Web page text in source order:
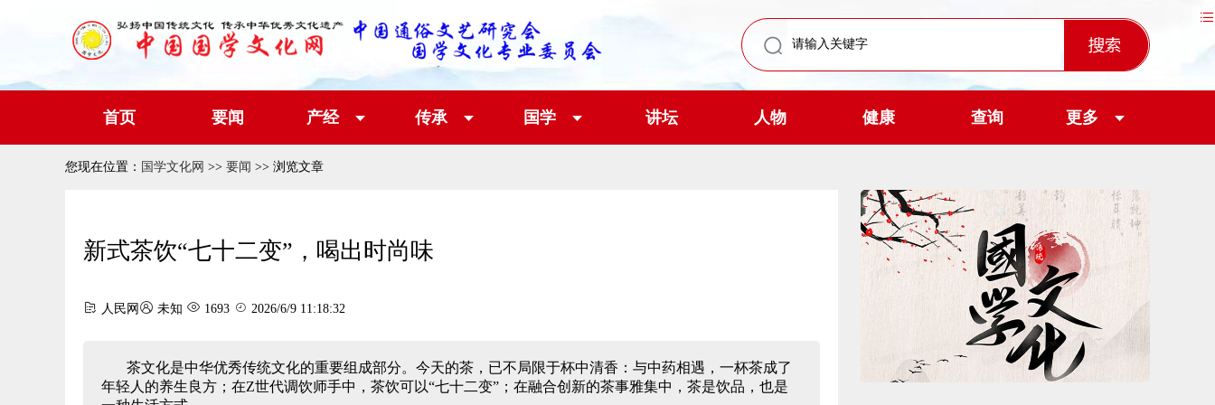
首页 要闻 产经 传承 国学 讲坛 人物 健康 查询 更多
您现在位置： 国学文化网 >> 要闻 >> 浏览文章
新式茶饮“七十二变”，喝出时尚味
人民网 未知 1693 2026/6/9 11:18:32
茶文化是中华优秀传统文化的重要组成部分。今天的茶，已不局限于杯中清香：与中药相遇，一杯茶成了
年轻人的养生良方；在Z世代调饮师手中，茶饮可以“七十二变”；在融合创新的茶事雅集中，茶是饮品，也是